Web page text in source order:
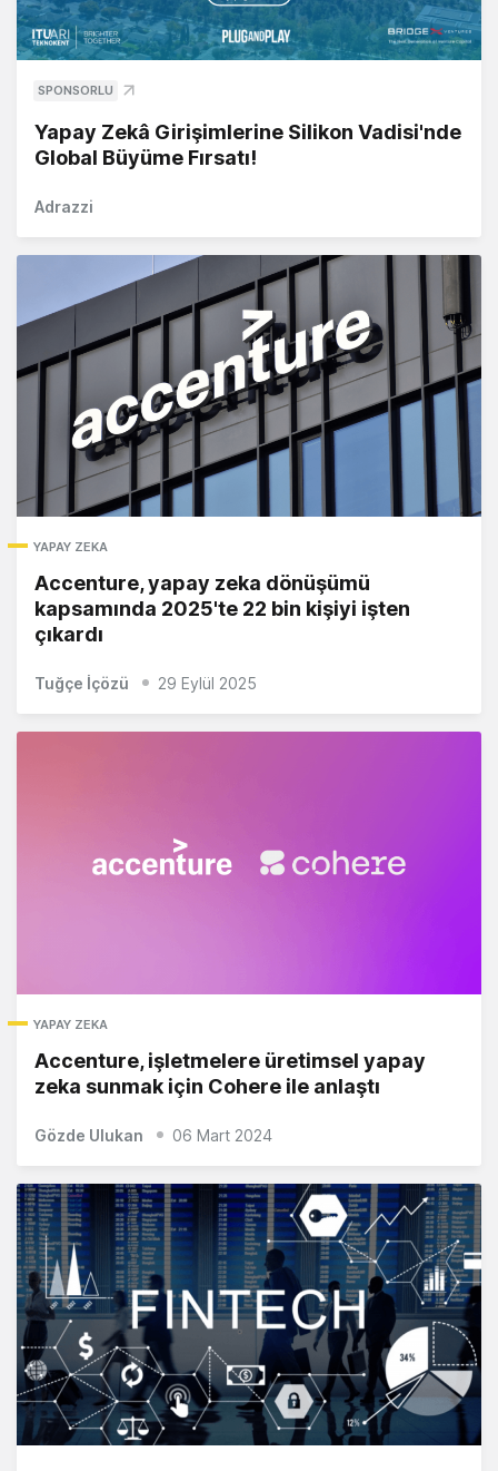
SPONSORLU
Yapay Zekâ Girişimlerine Silikon Vadisi'nde
Global Büyüme Fırsatı!
Adrazzi
YAPAY ZEKA
Accenture, yapay zeka dönüşümü
kapsamında 2025'te 22 bin kişiyi işten
çıkardı
Tuğçe İçözü 29 Eylül 2025
YAPAY ZEKA
Accenture, işletmelere üretimsel yapay
zeka sunmak için Cohere ile anlaştı
Gözde Ulukan 06 Mart 2024